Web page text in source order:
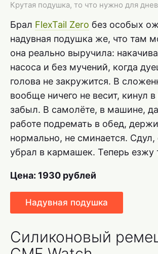
Крутая подушка, то что нужно для
Брал FlexTail Zero без особых
надувная подушка же, что там
она реально выручила:
насоса и без мучений, когда
голова не закружится. В
вообще ничего не весит, кинул
забыл. В самолёте, в машине,
работе подремать в обед,
нормально, не сминается. Сдул,
убрал в кармашек. Теперь езжу
Цена: 1930 рублей
Надувная подушка
Силиконовый